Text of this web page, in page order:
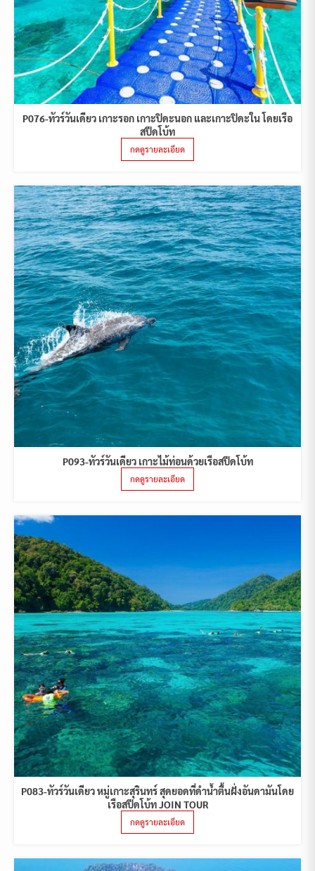
P076-ทัวร์วันเดียว เกาะรอก เกาะปิดะนอก และเกาะปิดะใน โดยเรือ
สปีดโบ้ท
กดดูรายละเอียด
P093-ทัวร์วันเดียว เกาะไม้ท่อนด้วยเรือสปีดโบ้ท
กดดูรายละเอียด
P083-ทัวร์วันเดียว หมู่เกาะสุรินทร์ สุดยอดที่ดำน้ำตื้นฝั่งอันดามันโดย
เรือสปีดโบ้ท JOIN TOUR
กดดูรายละเอียด